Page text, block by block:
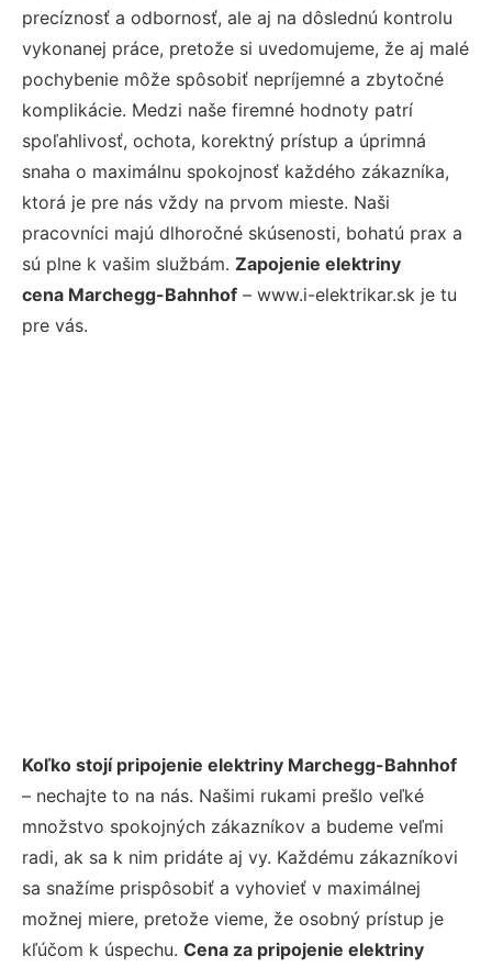
precíznosť a odbornosť, ale aj na dôslednú kontrolu
vykonanej práce, pretože si uvedomujeme, že aj malé
pochybenie môže spôsobiť nepríjemné a zbytočné
komplikácie. Medzi naše firemné hodnoty patrí
spoľahlivosť, ochota, korektný prístup a úprimná
snaha o maximálnu spokojnosť každého zákazníka,
ktorá je pre nás vždy na prvom mieste. Naši
pracovníci majú dlhoročné skúsenosti, bohatú prax a
sú plne k vašim službám. Zapojenie elektriny
cena Marchegg-Bahnhof – www.i-elektrikar.sk je tu
pre vás.
Koľko stojí pripojenie elektriny Marchegg-Bahnhof
– nechajte to na nás. Našimi rukami prešlo veľké
množstvo spokojných zákazníkov a budeme veľmi
radi, ak sa k nim pridáte aj vy. Každému zákazníkovi
sa snažíme prispôsobiť a vyhovieť v maximálnej
možnej miere, pretože vieme, že osobný prístup je
kľúčom k úspechu. Cena za pripojenie elektriny